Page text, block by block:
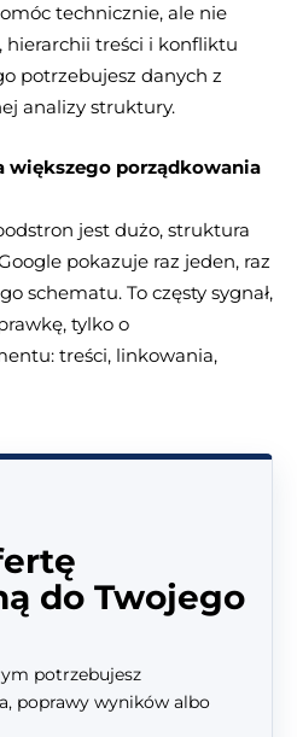
technicznie, ale nie
hierarchii treści i konfliktu
potrzebujesz danych z
analizy struktury.
większego porządkowania
jest dużo, struktura
pokazuje raz jeden, raz
schematu. To częsty sygnał,
tylko o
treści, linkowania,
do Twojego
potrzebujesz
poprawy wyników albo